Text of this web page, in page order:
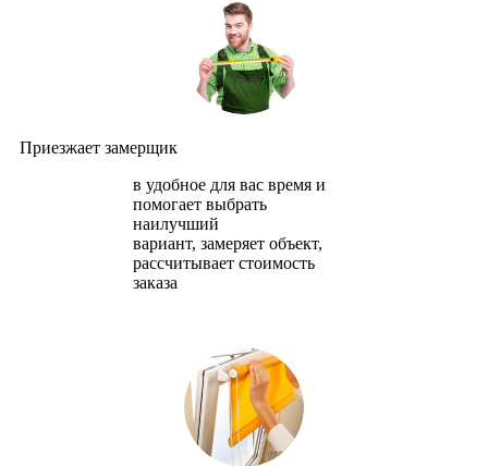
Приезжает замерщик
в удобное для вас время и
помогает выбрать
наилучший
вариант, замеряет объект,
рассчитывает стоимость
заказа